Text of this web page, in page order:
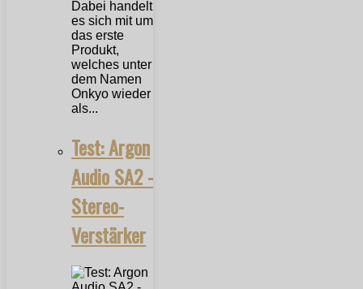
Dabei handelt
es sich mit um
das erste
Produkt,
welches unter
dem Namen
Onkyo wieder
als...
Test: Argon
Audio SA2 -
Stereo-
Verstärker